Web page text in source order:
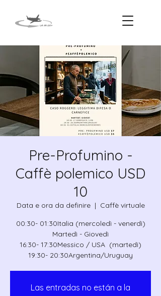
Pre-Profumino -
Caffè polemico USD
10
Data e ora da definire
  |
Caffè virtuale
00:30- 01:30Italia (mercoledì - venerdì)
Martedì - Giovedì
16:30- 17:30Messico / USA (martedì)
19:30- 20:30Argentina/Uruguay
Las entradas no están a la